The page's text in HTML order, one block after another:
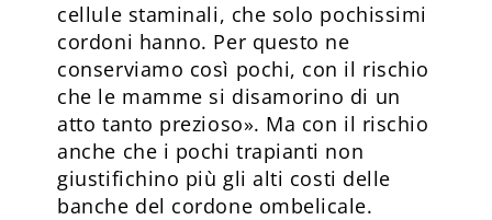
cellule staminali, che solo pochissimi
cordoni hanno. Per questo ne
conserviamo così pochi, con il rischio
che le mamme si disamorino di un
atto tanto prezioso». Ma con il rischio
anche che i pochi trapianti non
giustifichino più gli alti costi delle
banche del cordone ombelicale.